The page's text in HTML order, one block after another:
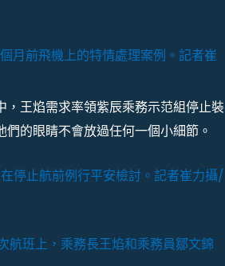
月前飛機上的特情處理案例。記者崔
王焰需求率領紫辰乘務示范組停止裝
們的眼睛不會放過任何一個小細節。
停止航前例行平安檢討。記者崔力攝/
航班上，乘務長王焰和乘務員鄒文錦